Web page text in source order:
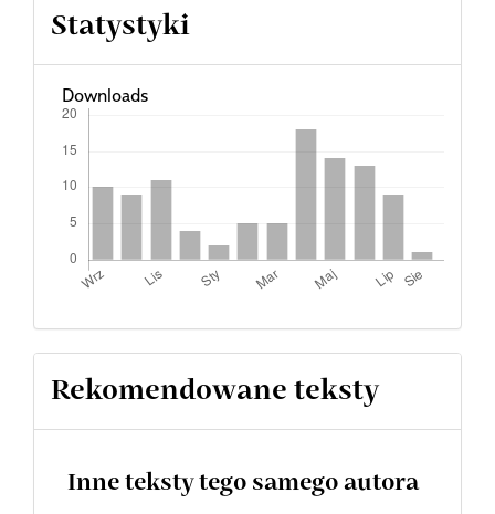
Statystyki
Downloads
Rekomendowane teksty
Inne teksty tego samego autora